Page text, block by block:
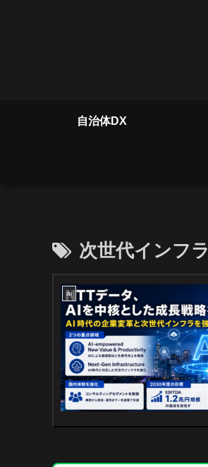
自治体DX
次世代インフラ
ai